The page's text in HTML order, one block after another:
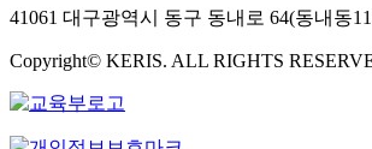
41061 대구광역시 동구 동내로 64(동내동
Copyright© KERIS. ALL RIGHTS